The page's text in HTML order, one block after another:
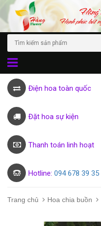
Điện hoa toàn quốc
Đặt hoa sự kiện
Thanh toán linh hoạt
Hotline: 094 678 39 35
Trang chủ Hoa chia buồn